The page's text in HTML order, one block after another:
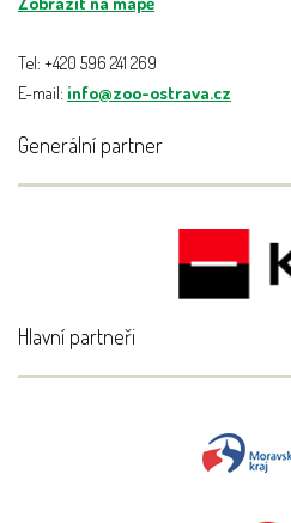
Tel: +420 596 241 269
E-mail: info@zoo-ostrava.cz
Generální partner
Hlavní partneři